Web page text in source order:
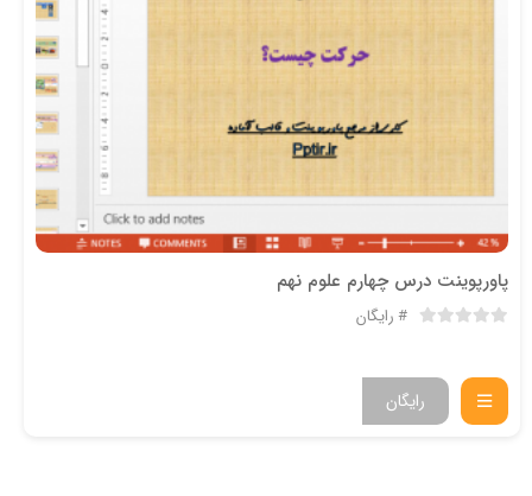
پاورپوینت درس چهارم علوم نهم
رایگان
رایگان